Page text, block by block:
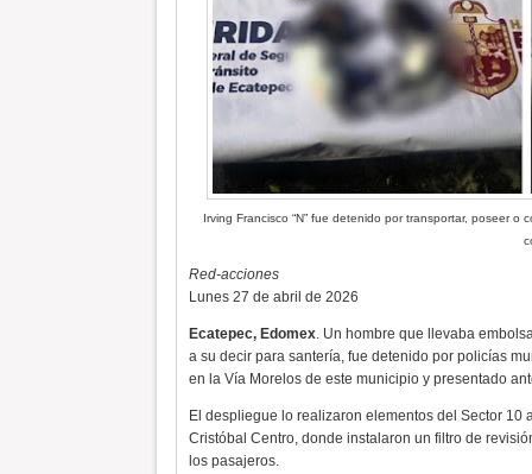
Irving Francisco “N” fue detenido por transportar, poseer
Red-acciones
Lunes 27 de abril de 2026
Ecatepec, Edomex. Un hombre que llevaba
a su decir para santería, fue detenido por policías
en la Vía Morelos de este municipio y presentado
El despliegue lo realizaron elementos del Sector
Cristóbal Centro, donde instalaron un filtro de
los pasajeros.